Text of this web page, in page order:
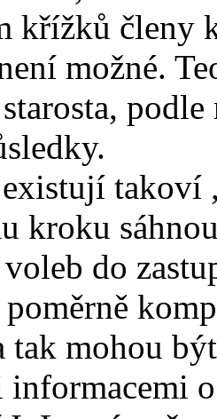
křížků členy
možné.
takoví
kroku
do
tak mohou